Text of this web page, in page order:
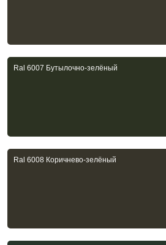
Ral 6007 Бутылочно-зелёный
Ral 6008 Коричнево-зелёный